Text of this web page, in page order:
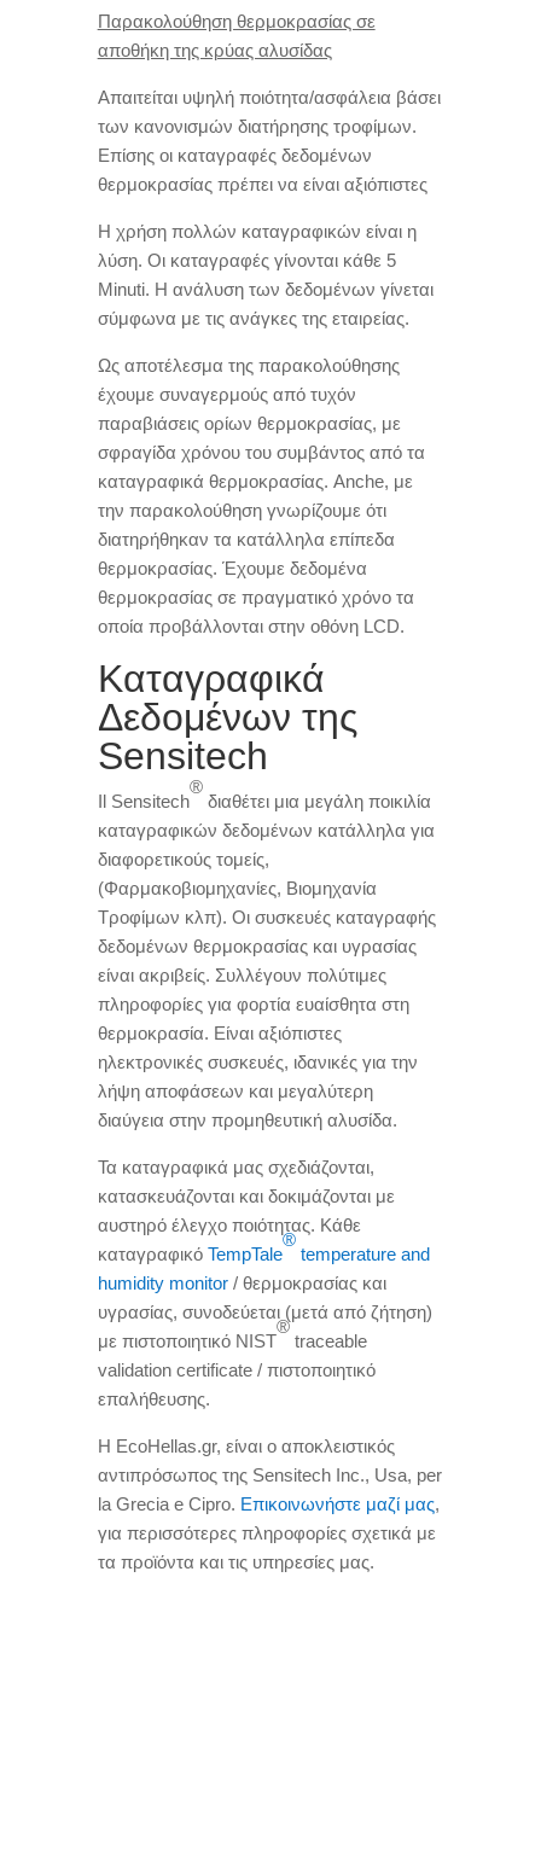
Παρακολούθηση θερμοκρασίας σε
αποθήκη της κρύας αλυσίδας
Απαιτείται υψηλή ποιότητα/ασφάλεια βάσει
των κανονισμών διατήρησης τροφίμων.
Επίσης οι καταγραφές δεδομένων
θερμοκρασίας πρέπει να είναι αξιόπιστες
Η χρήση πολλών καταγραφικών είναι η
λύση. Οι καταγραφές γίνονται κάθε5
Minuti. Η ανάλυση των δεδομένων γίνεται
σύμφωνα με τις ανάγκες της εταιρείας.
Ως αποτέλεσμα της παρακολούθησης
έχουμε συναγερμούς από τυχόν
παραβιάσεις ορίων θερμοκρασίας, με
σφραγίδα χρόνου του συμβάντος από τα
καταγραφικά θερμοκρασίας. Anche, με
την παρακολούθηση γνωρίζουμε ότι
διατηρήθηκαν τα κατάλληλα επίπεδα
θερμοκρασίας. Έχουμε δεδομένα
θερμοκρασίας σε πραγματικό χρόνο τα
οποία προβάλλονται στην οθόνη LCD.
Καταγραφικά
Δεδομένων της
Sensitech
Il Sensitech
®
διαθέτει μια μεγάλη ποικιλία
καταγραφικών δεδομένων κατάλληλα για
διαφορετικούς τομείς,
(Φαρμακοβιομηχανίες, Βιομηχανία
Τροφίμων κλπ). Οι συσκευές καταγραφής
δεδομένων θερμοκρασίας και υγρασίας
είναι ακριβείς. Συλλέγουν πολύτιμες
πληροφορίες για φορτία ευαίσθητα στη
θερμοκρασία. Είναι αξιόπιστες
ηλεκτρονικές συσκευές, ιδανικές για την
λήψη αποφάσεων και μεγαλύτερη
διαύγεια στην προμηθευτική αλυσίδα.
Τα καταγραφικά μας σχεδιάζονται,
κατασκευάζονται και δοκιμάζονται με
αυστηρό έλεγχο ποιότητας. Κάθε
καταγραφικό TempTale
®
temperature and
humidity monitor/ θερμοκρασίας και
υγρασίας, συνοδεύεται(μετά από ζήτηση)
με πιστοποιητικό NIST
®
traceable
validation certificate/ πιστοποιητικό
επαλήθευσης.
Η EcoHellas.gr, είναι ο αποκλειστικός
αντιπρόσωπος της Sensitech Inc., Usa, per
la Grecia e Cipro. Επικοινωνήστε μαζί μας,
για περισσότερες πληροφορίες σχετικά με
τα προϊόντα και τις υπηρεσίες μας.